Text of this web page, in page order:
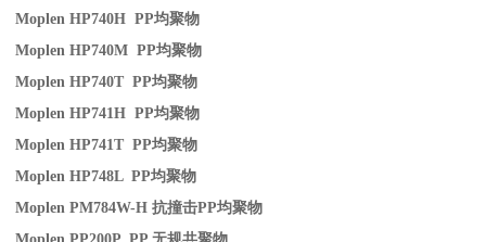
Moplen HP740H PP均聚物
Moplen HP740M PP均聚物
Moplen HP740T PP均聚物
Moplen HP741H PP均聚物
Moplen HP741T PP均聚物
Moplen HP748L PP均聚物
Moplen PM784W-H抗撞击PP均聚物